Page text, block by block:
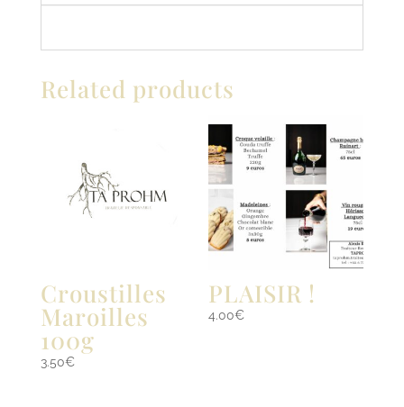
Related products
Croustilles
Maroilles
100g
3.50€
PLAISIR !
4.00€